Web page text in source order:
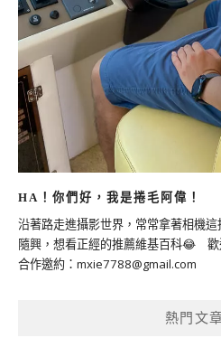
HA！你們好，我是捲毛阿偉！
沿著路走進攝影世界，常常拿著相機
隨興，想看正經的推薦維基百科😂 歡
合作邀約： mxie7788@gmail.com
熱門文